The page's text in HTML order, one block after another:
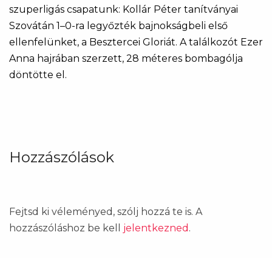
szuperligás csapatunk: Kollár Péter tanítványai
Szovátán 1–0-ra legyőzték bajnokságbeli első
ellenfelünket, a Besztercei Gloriát. A találkozót Ezer
Anna hajrában szerzett, 28 méteres bombagólja
döntötte el.
Hozzászólások
Fejtsd ki véleményed, szólj hozzá te is. A
hozzászóláshoz be kell jelentkezned .